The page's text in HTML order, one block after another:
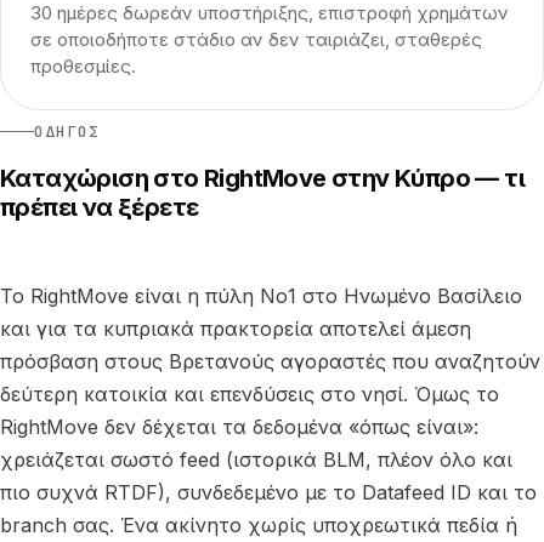
30 ημέρες δωρεάν υποστήριξης, επιστροφή χρημάτων
σε οποιοδήποτε στάδιο αν δεν ταιριάζει, σταθερές
προθεσμίες.
ΟΔΗΓΌΣ
Καταχώριση στο RightMove στην Κύπρο — τι
πρέπει να ξέρετε
Το RightMove είναι η πύλη Νο1 στο Ηνωμένο Βασίλειο
και για τα κυπριακά πρακτορεία αποτελεί άμεση
πρόσβαση στους Βρετανούς αγοραστές που αναζητούν
δεύτερη κατοικία και επενδύσεις στο νησί. Όμως το
RightMove δεν δέχεται τα δεδομένα «όπως είναι»:
χρειάζεται σωστό feed (ιστορικά BLM, πλέον όλο και
πιο συχνά RTDF), συνδεδεμένο με το Datafeed ID και το
branch σας. Ένα ακίνητο χωρίς υποχρεωτικά πεδία ή